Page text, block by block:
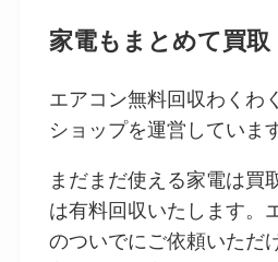
家電もまとめて買取
エアコン無料回収わくわ
ショップを運営していま
まだまだ使える家電は買
は有料回収いたします。
のついでにご依頼いただ